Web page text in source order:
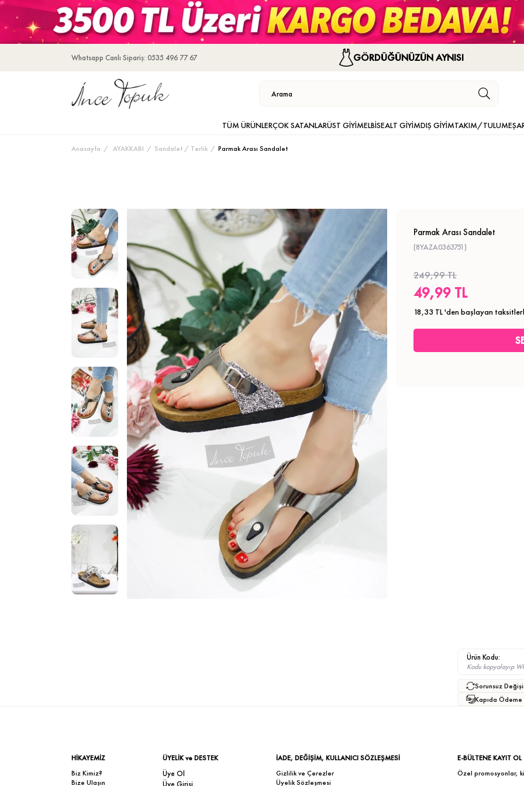
Whatsapp Canlı Sipariş: 0535 496 77 67 GÖRDÜĞÜNÜZÜN AYNISI
TÜM ÜRÜNLERÇOK SATANLARÜST GİYİMELBİSEALT GİYİMDIŞ GİYİMTAKIM/TULUM
Anasayfa AYAKKABI Sandalet / Terlik Parmak Arası Sandalet
Parmak Arası Sandalet
(8YAZA0363751)
249,99 TL
49,99 TL
18,33 TL'den başlayan
Ürün Kodu:
Kodu kopyalayıp
Sorunsuz
Kapıda Ödeme
HİKAYEMİZ
Biz Kimiz?
Bize Ulaşın
ÜYELİK ve DESTEK
Üye Ol
İADE, DEĞİŞİM, KULLANICI SÖZLEŞMESİ
Gizlilik ve Çerezler
Üyelik Sözleşmesi
E-BÜLTENE KAYIT OL
Özel promosyonlar,